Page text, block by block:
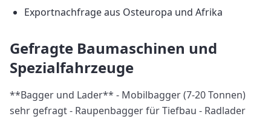
Exportnachfrage aus Osteuropa und Afrika
Gefragte Baumaschinen und
Spezialfahrzeuge
**Bagger und Lader** - Mobilbagger (7-20 Tonnen)
sehr gefragt - Raupenbagger für Tiefbau - Radlader